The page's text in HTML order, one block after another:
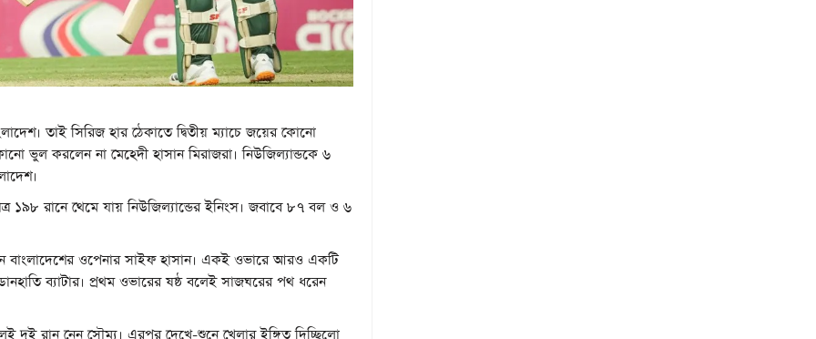
তাই সিরিজ হার ঠেকাতে দ্বিতীয় ম্যাচে জয়ের কোনো
ভুল করলেন না মেহেদী হাসান মিরাজরা। নিউজিল্যান্ডকে ৬
১৯৮ রানে থেমে যায় নিউজিল্যান্ডের ইনিংস। জবাবে ৮৭ বল ও ৬
বাংলাদেশের ওপেনার সাইফ হাসান। একই ওভারে আরও একটি
ব্যাটার। প্রথম ওভারের ষষ্ঠ বলেই সাজঘরের পথ ধরেন
দুই রান নেন সৌম্য। এরপর দেখে-শুনে খেলার ইঙ্গিত দিচ্ছিলো